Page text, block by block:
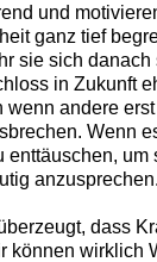
und
ganz tief
sie sich danach
in Zukunft
wenn andere
Wenn
enttäuschen, um
anzusprechen.
dass
können wirklich